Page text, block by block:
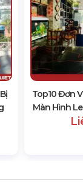
Top10 Đơn
Màn Hình